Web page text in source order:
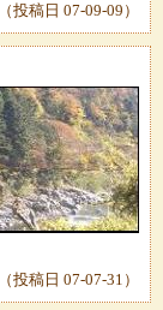
投稿日 07-09-09）
投稿日 07-07-31）